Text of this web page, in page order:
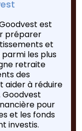
est
préparer
et
les plus
retraite
des
aider à réduire
pour
et les fonds
investis.